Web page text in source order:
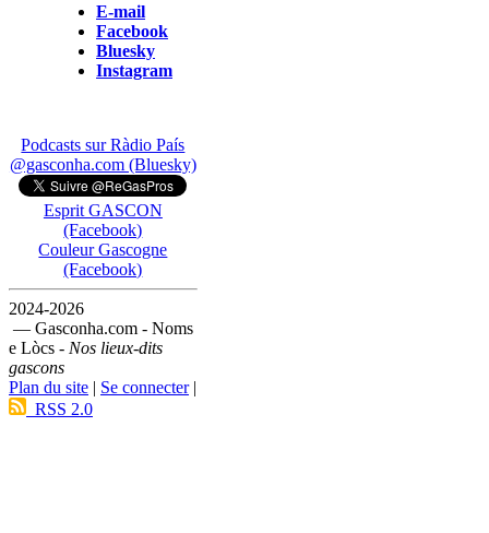
E-mail
Facebook
Bluesky
Instagram
Podcasts sur Ràdio País
@gasconha.com (Bluesky)
Esprit GASCON
(Facebook)
Couleur Gascogne
(Facebook)
2024-2026
— Gasconha.com - Noms
e Lòcs - Nos lieux-dits
gascons
Plan du site | Se connecter|
RSS 2.0